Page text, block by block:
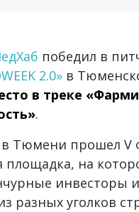
победил в
2.0» в
в треке
.
в Тюмени прошел V
площадка, на
инвесторы
разных уголков